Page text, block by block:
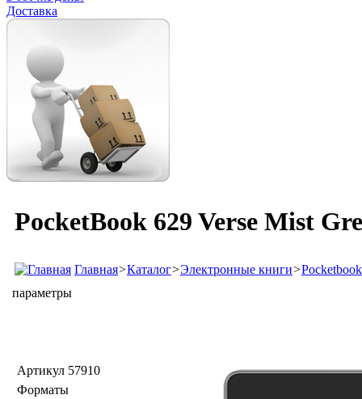
Доставка
PocketBook 629 Verse Mist
Главная>Каталог>Электронные книги>Pocketbook
параметры
Артикул 57910
Форматы